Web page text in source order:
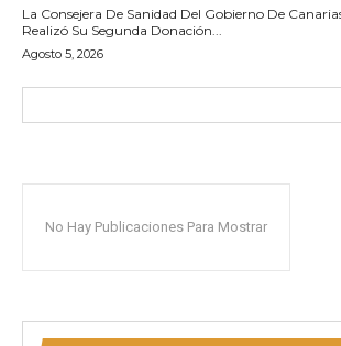
La Consejera De Sanidad Del Gobierno De
Realizó Su Segunda Donación...
Agosto 5, 2026
No Hay Publicaciones Para Mostrar